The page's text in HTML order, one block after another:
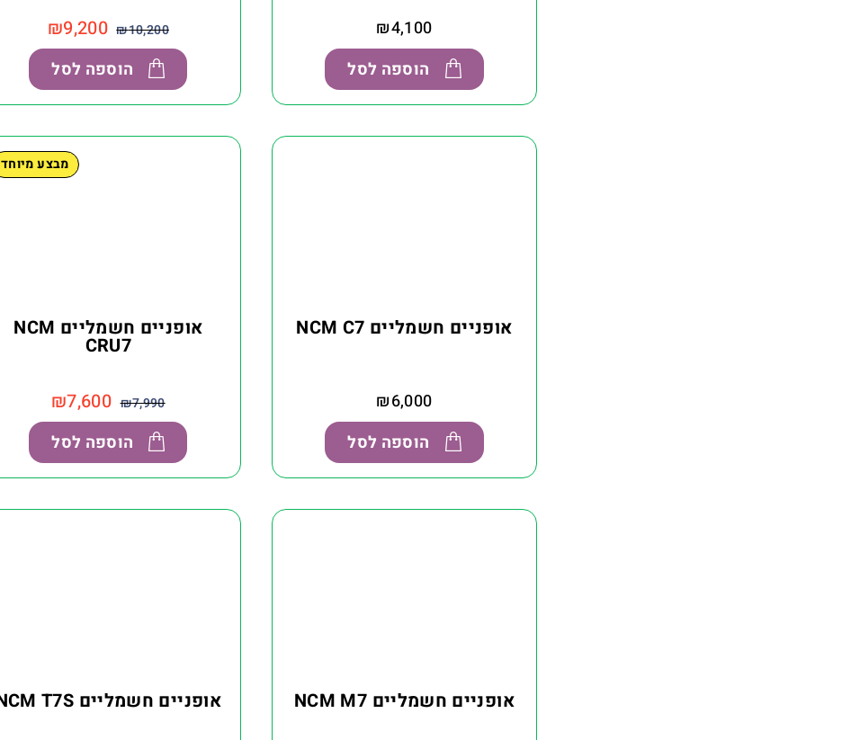
₪4,100
הוספה לסל
₪10,200
₪9,200
הוספה לסל
אופניים חשמליים NCM C7
₪6,000
הוספה לסל
מבצע מיוחד
אופניים חשמליים NCM
CRU7
₪7,990
₪7,600
הוספה לסל
אופניים חשמליים NCM M7 אופניים חשמליים NCM T7S